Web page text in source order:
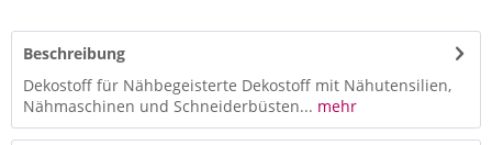
Beschreibung
Dekostoff für Nähbegeisterte Dekostoff mit Nähutensilien,
Nähmaschinen und Schneiderbüsten... mehr